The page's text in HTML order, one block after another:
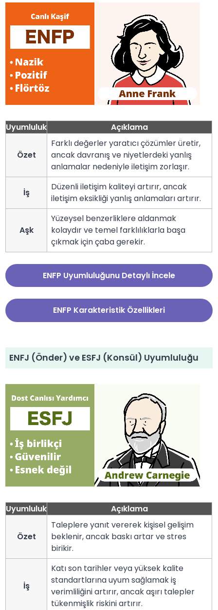
Uyumluluk Açıklama
Özet
Farklı değerler yaratıcı çözümler üretir,
ancak davranış ve niyetlerdeki yanlış
anlamalar nedeniyle iletişim zorlaşır.
İş
Düzenli iletişim kaliteyi artırır, ancak
iletişim eksikliği yanlış anlamaları artırır.
Aşk
Yüzeysel benzerliklere aldanmak
kolaydır ve temel farklılıklarla başa
çıkmak için çaba gerekir.
ENFP Uyumluluğunu Detaylı İncele
ENFP Karakteristik Özellikleri
ENFJ (Önder) ve ESFJ (Konsül) Uyumluluğu
Uyumluluk Açıklama
Özet
Taleplere yanıt vererek kişisel gelişim
beklenir, ancak baskı artar ve stres
birikir.
İş
Katı son tarihler veya yüksek kalite
standartlarına uyum sağlamak iş
verimliliğini artırır, ancak aşırı talepler
tükenmişlik riskini artırır.